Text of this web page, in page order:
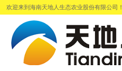
欢迎来到海南天地人生态农业股份有限公司！